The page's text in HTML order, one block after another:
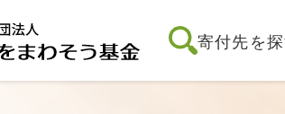
寄付先を